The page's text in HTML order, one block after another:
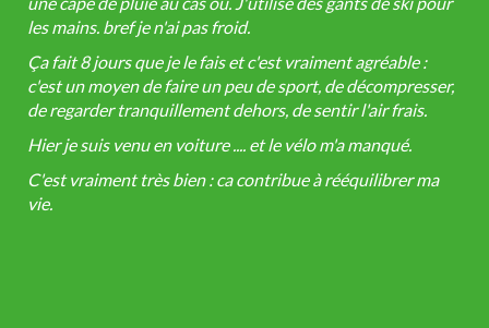
les mains. bref je n'ai pas froid.
Ça fait 8 jours que je le fais et c'est vraiment agréable :
c'est un moyen de faire un peu de sport, de décompresser,
de regarder tranquillement dehors, de sentir l'air frais.
Hier je suis venu en voiture .... et le vélo m'a manqué.
C'est vraiment très bien : ca contribue à rééquilibrer ma
vie.